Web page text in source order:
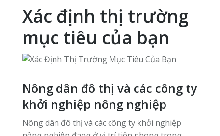
Xác định thị trường
mục tiêu của bạn
Nông dân đô thị và các công ty
khởi nghiệp nông nghiệp
Nông dân đô thị và các công ty khởi nghiệp